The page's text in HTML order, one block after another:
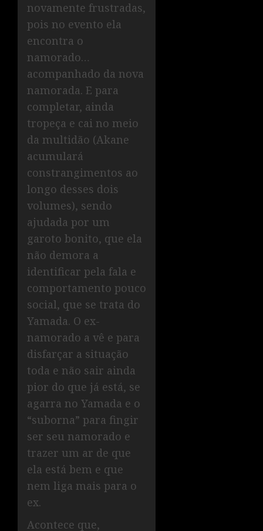
novamente frustradas,
pois no evento ela
encontra o
namorado…
acompanhado da nova
namorada. E para
completar, ainda
tropeça e cai no meio
da multidão (Akane
acumulará
constrangimentos ao
longo desses dois
volumes), sendo
ajudada por um
garoto bonito, que ela
não demora a
identificar pela fala e
comportamento pouco
social, que se trata do
Yamada. O ex-
namorado a vê e para
disfarçar a situação
toda e não sair ainda
pior do que já está, se
agarra no Yamada e o
“suborna” para fingir
ser seu namorado e
trazer um ar de que
ela está bem e que
nem liga mais para o
ex.
Acontece que,